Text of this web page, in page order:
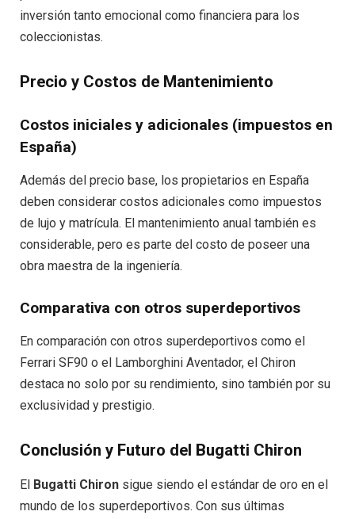
inversión tanto emocional como financiera para los
coleccionistas.
Precio y Costos de Mantenimiento
Costos iniciales y adicionales (impuestos en
España)
Además del precio base, los propietarios en España
deben considerar costos adicionales como impuestos
de lujo y matrícula. El mantenimiento anual también es
considerable, pero es parte del costo de poseer una
obra maestra de la ingeniería.
Comparativa con otros superdeportivos
En comparación con otros superdeportivos como el
Ferrari SF90 o el Lamborghini Aventador, el Chiron
destaca no solo por su rendimiento, sino también por su
exclusividad y prestigio.
Conclusión y Futuro del Bugatti Chiron
El Bugatti Chiron sigue siendo el estándar de oro en el
mundo de los superdeportivos. Con sus últimas